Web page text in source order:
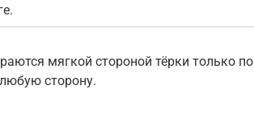
мягкой стороной тёрки только по
сторону.